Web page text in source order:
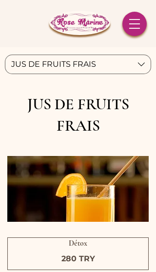
JUS DE FRUITS FRAIS
JUS DE FRUITS
FRAIS
Détox
280 TRY